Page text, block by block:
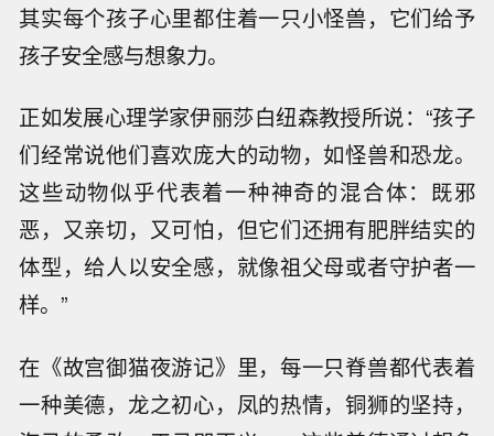
其实每个孩子心里都住着一只小怪兽，它们给予
孩子安全感与想象力。
正如发展心理学家伊丽莎白纽森教授所说：“孩子
们经常说他们喜欢庞大的动物，如怪兽和恐龙。
这些动物似乎代表着一种神奇的混合体：既邪
恶，又亲切，又可怕，但它们还拥有肥胖结实的
体型，给人以安全感，就像祖父母或者守护者一
样。”
在《故宫御猫夜游记》里，每一只脊兽都代表着
一种美德，龙之初心，凤的热情，铜狮的坚持，